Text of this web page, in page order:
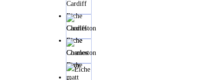
Cardiff
Eiche
Charleston
Eiche